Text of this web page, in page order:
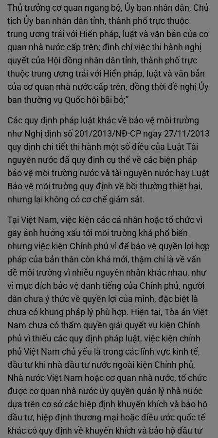
Thủ trưởng cơ quan ngang bộ, Ủy ban nhân dân, Chủ
tịch Ủy ban nhân dân tỉnh, thành phố trực thuộc
trung ương trái với Hiến pháp, luật và văn bản của cơ
quan nhà nước cấp trên; đình chỉ việc thi hành nghị
quyết của Hội đồng nhân dân tỉnh, thành phố trực
thuộc trung ương trái với Hiến pháp, luật và văn bản
của cơ quan nhà nước cấp trên, đồng thời đề nghị Ủy
ban thường vụ Quốc hội bãi bỏ;”
Các quy định pháp luật khác về bảo vệ môi trường
như Nghị định số 201/2013/NĐ‐CP ngày 27/11/2013
quy định chi tiết thi hành một số điều của Luật Tài
nguyên nước đã quy định cụ thể về các biện pháp
bảo vệ môi trường nước và tài nguyên nước hay Luật
Bảo vệ môi trường quy định về bồi thường thiệt hại,
nhưng lại không có cơ chế giám sát.
Tại Việt Nam, việc kiện các cá nhân hoặc tổ chức vì
gây ảnh hưởng xấu tới môi trường khá phổ biến
nhưng việc kiện Chính phủ vì để bảo vệ quyền lợi hợp
pháp của bản thân còn khá mới, thậm chí là về vấn
đề môi trường vì nhiều nguyên nhân khác nhau, như
vì mục đích bảo vệ danh tiếng của Chính phủ, người
dân chưa ý thức về quyền lợi của mình, đặc biệt là
chưa có khung pháp lý phù hợp. Hiện tại, Tòa án Việt
Nam chưa có thẩm quyền giải quyết vụ kiện Chính
phủ vì thiếu các quy định pháp luật, việc kiện chính
phủ Việt Nam chủ yếu là trong các lĩnh vực kinh tế,
đầu tư khi nhà đầu tư nước ngoài kiện Chính phủ,
Nhà nước Việt Nam hoặc cơ quan nhà nước, tổ chức
được cơ quan nhà nước ủy quyền quản lý nhà nước
dựa trên cơ sở các hiệp định khuyến khích và bảo hộ
đầu tư, hiệp định thương mại hoặc điều ước quốc tế
khác có quy định về khuyến khích và bảo hộ đầu tư